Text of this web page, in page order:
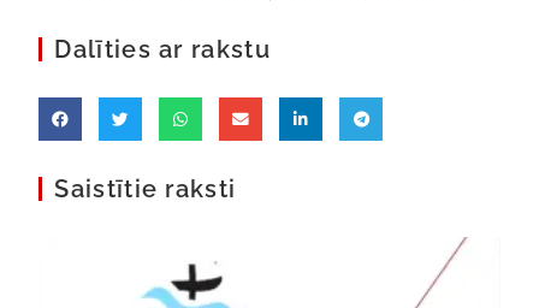
Dalīties ar rakstu
Saistītie raksti